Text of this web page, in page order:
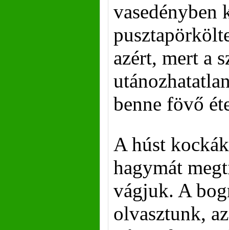
vasedényben
azért, mert a
benne fövő
A húst
hagymát
vágjuk. A
olvasztunk,